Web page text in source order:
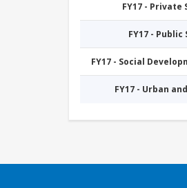
FY17 -
FY17
FY17 - Social
FY17 -